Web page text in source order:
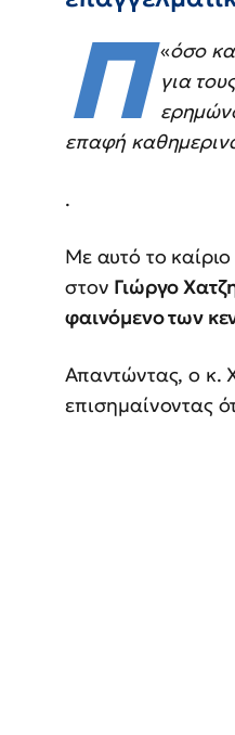
«
Π όσο
για
επαφή
.
Με αυτό το
στον Γιώργο
φαινόμενο των
Απαντώντας, ο κ.
επισημαίνοντας